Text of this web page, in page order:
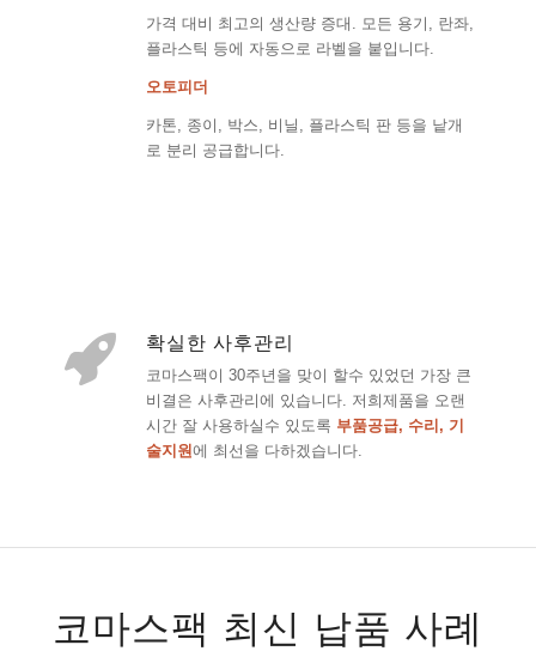
가격 대비 최고의 생산량 증대. 모든 용기, 란좌,
플라스틱 등에 자동으로 라벨을 붙입니다.
오토피더
카톤, 종이, 박스, 비닐, 플라스틱 판 등을 낱개
로 분리 공급합니다.
확실한 사후관리
코마스팩이 30주년을 맞이 할수 있었던 가장 큰
비결은 사후관리에 있습니다. 저희제품을 오랜
시간 잘 사용하실수 있도록 부품공급, 수리, 기
술지원에 최선을 다하겠습니다.
코마스팩 최신 납품 사례